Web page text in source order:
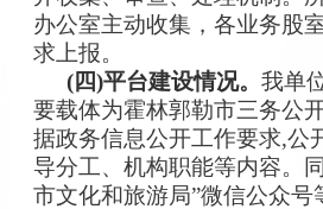
办公室主动收集，各业务股
求上报。
(四)平台建设情况。 我单
要载体为霍林郭勒市三务公
据政务信息公开工作要求,公
导分工、机构职能等内容。
市文化和旅游局”微信公众号